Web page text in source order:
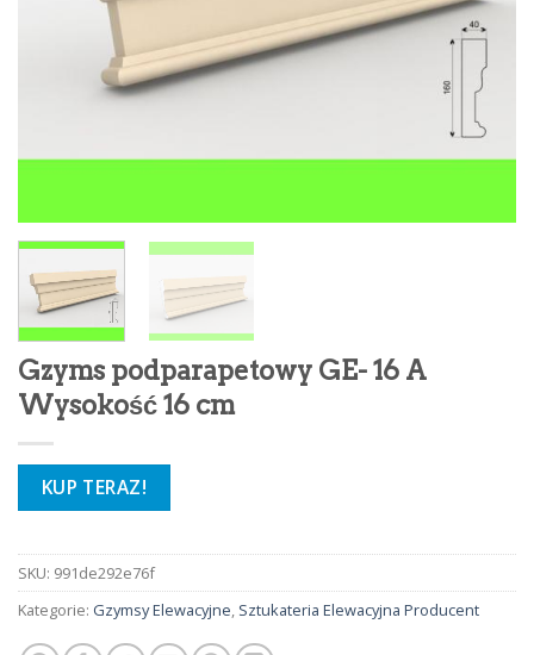
Gzyms podparapetowy GE- 16 A
Wysokość 16 cm
KUP TERAZ!
SKU: 991de292e76f
Kategorie: Gzymsy Elewacyjne, Sztukateria Elewacyjna Producent